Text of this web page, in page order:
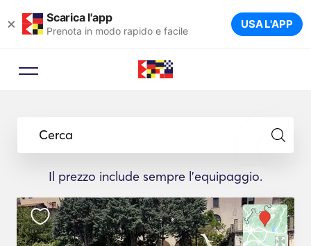
× Scarica l'app
Prenota in modo rapido e facile USA L'APP
Cerca
Il prezzo include sempre l'equipaggio.